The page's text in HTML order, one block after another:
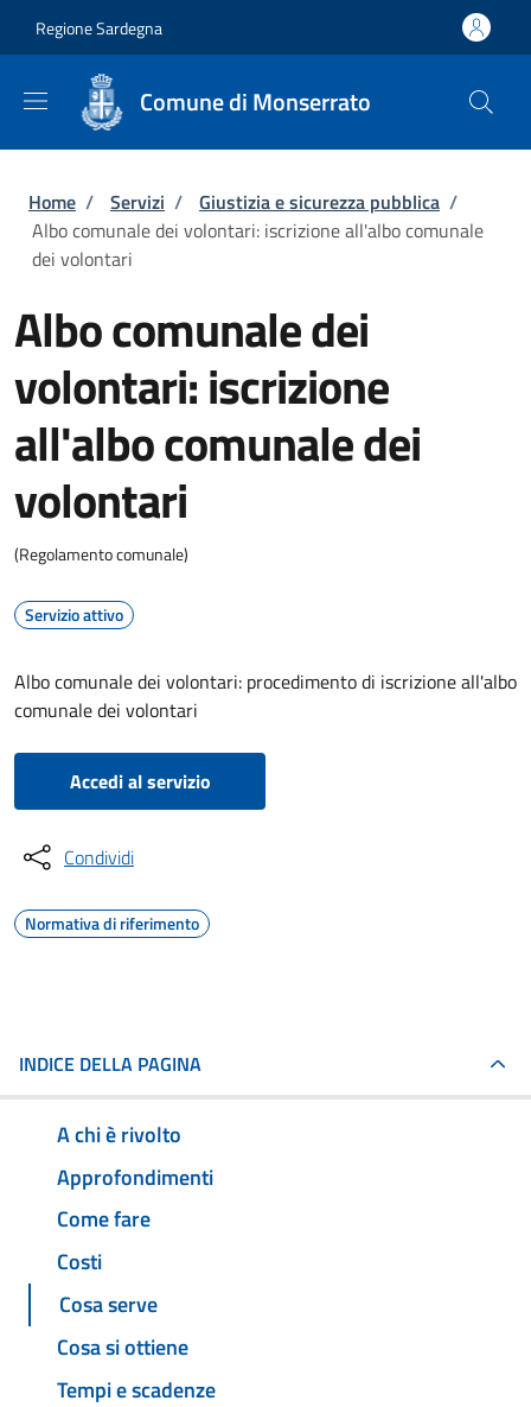
Regione Sardegna
Comune di Monserrato
Briciole di pane
Home / Servizi / Giustizia e sicurezza pubblica /
Albo comunale dei volontari: iscrizione all'albo comunale
dei volontari
Albo comunale dei
volontari: iscrizione
all'albo comunale dei
volontari
(Regolamento comunale)
Servizio attivo
Albo comunale dei volontari: procedimento di iscrizione all'albo
comunale dei volontari
Accedi al servizio
Condividi
Normativa di riferimento
INDICE DELLA PAGINA
A chi è rivolto
Approfondimenti
Come fare
Costi
Cosa serve
Cosa si ottiene
Tempi e scadenze